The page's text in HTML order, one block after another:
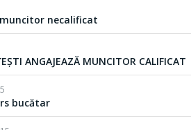
necalificat
ANGAJEAZĂ MUNCITOR CALIFICAT
bucătar